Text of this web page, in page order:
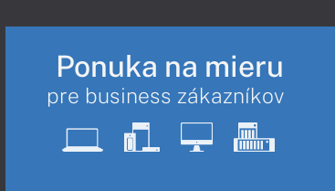
Ponuka na mieru
pre business zákazníkov